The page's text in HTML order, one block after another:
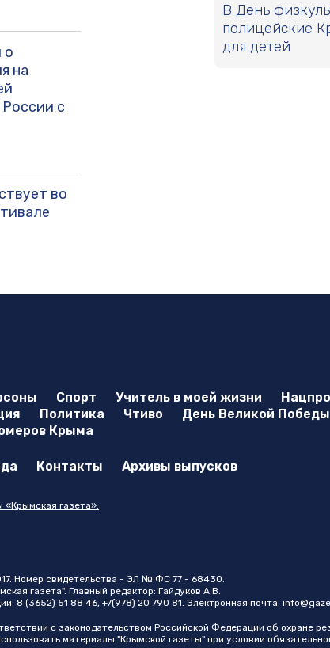
о
на
с
во
В День
полицейские
для детей
Спорт Учитель в моей жизни
Политика Чтиво День Великой Победы
Крыма
Контакты Архивы выпусков
газета».
Номер свидетельства - ЭЛ № ФС 77 - 68430.
газета". Главный редактор: Гайдуков А.В.
8 (3652) 51 88 46, +7(978) 20 790 81. Электронная почта:
с законодательством Российской Федерации об охране
материалы "Крымской газеты" при условии